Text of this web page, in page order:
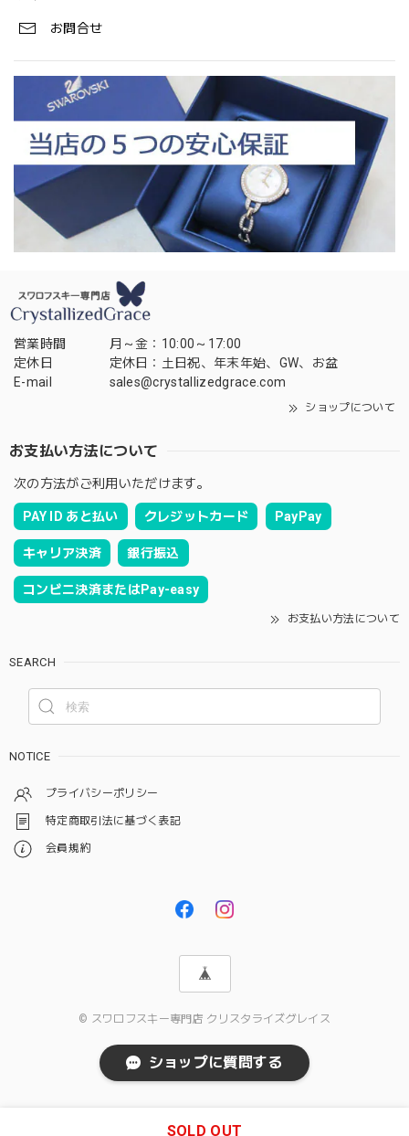
お問合せ
営業時間
月～金：10:00～17:00
定休日
定休日：土日祝、年末年始、GW、お盆
E-mail
sales@crystallizedgrace.com
ショップについて
お支払い方法について
次の方法がご利用いただけます。
PAY ID あと払い クレジットカード PayPay
キャリア決済 銀行振込
コンビニ決済またはPay-easy
お支払い方法について
SEARCH
NOTICE
プライバシーポリシー
特定商取引法に基づく表記
会員規約
© スワロフスキー専門店 クリスタライズグレイス
SOLD OUT
ショップに質問する